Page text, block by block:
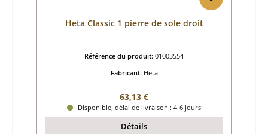
Heta Classic 1 pierre de sole droit
Référence du produit: 01003554
Fabricant: Heta
Prix régulier :
63,13 €
Disponible, délai de livraison : 4-6 jours
Détails